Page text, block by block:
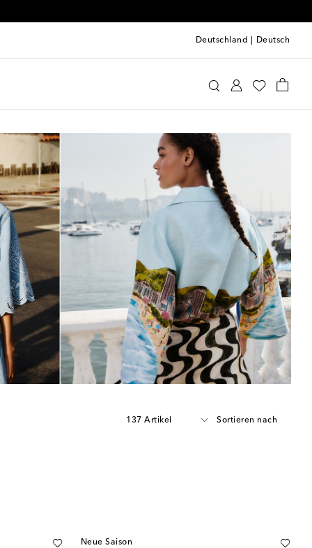
Deutschland Deutsch
137 Artikel Sortieren nach
Neue Saison